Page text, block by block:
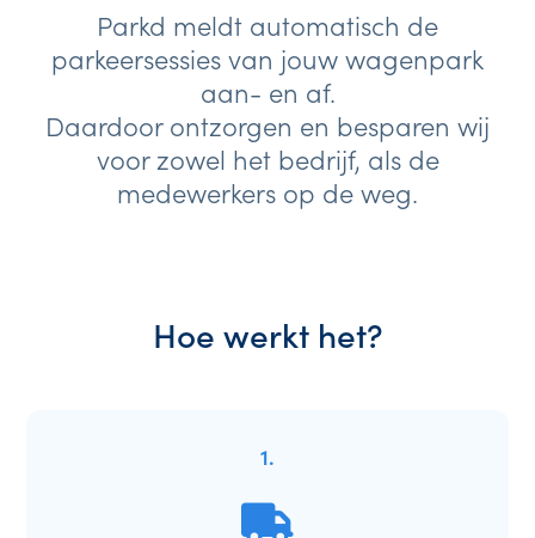
Parkd meldt automatisch de
parkeersessies van jouw wagenpark
aan- en af.
Daardoor ontzorgen en besparen wij
voor zowel het bedrijf, als de
medewerkers op de weg.
Hoe werkt het?
1.